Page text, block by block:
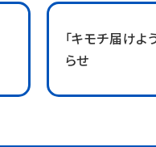
「キモチ届けよ
らせ